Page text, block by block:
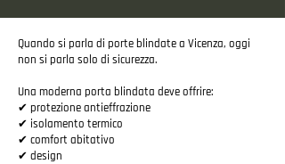
Quando si parla di porte blindate a Vicenza, oggi
non si parla solo di sicurezza.
Una moderna porta blindata deve offrire:
✔ protezione antieffrazione
✔ isolamento termico
✔ comfort abitativo
✔ design